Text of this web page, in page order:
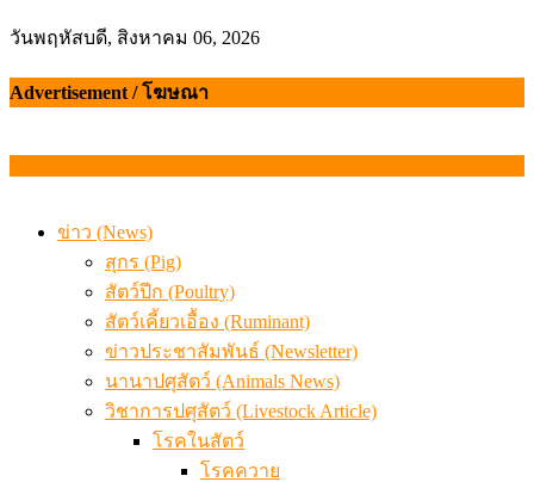
วันพฤหัสบดี, สิงหาคม 06, 2026
Advertisement / โฆษณา
ข่าว (News)
สุกร (Pig)
สัตว์ปีก (Poultry)
สัตว์เคี้ยวเอื้อง (Ruminant)
ข่าวประชาสัมพันธ์ (Newsletter)
นานาปศุสัตว์ (Animals News)
วิชาการปศุสัตว์ (Livestock Article)
โรคในสัตว์
โรคควาย